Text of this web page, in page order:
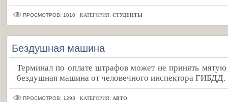
ПРОСМОТРОВ: 1010 КАТЕГОРИЯ: СТУДЕНТЫ
Бездушная машина
Терминал по оплате штрафов может не принять
бездушная машина от человечного инспектора ГИБДД.
ПРОСМОТРОВ: 1293 КАТЕГОРИЯ: АВТО